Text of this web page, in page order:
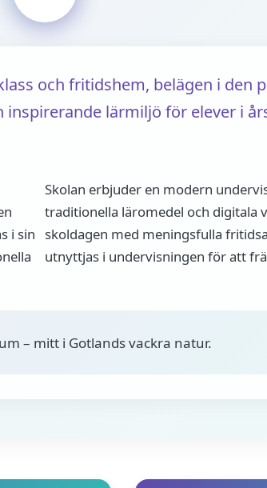
och fritidshem, belägen i den
lärmiljö för elever i
i sin
Skolan erbjuder en modern
traditionella läromedel och
skoldagen med meningsfulla
utnyttjas i undervisningen för att
– mitt i Gotlands vackra natur.